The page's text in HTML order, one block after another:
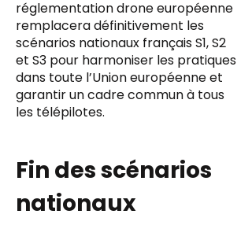
réglementation drone européenne
remplacera définitivement les
scénarios nationaux français S1, S2
et S3 pour harmoniser les pratiques
dans toute l’Union européenne et
garantir un cadre commun à tous
les télépilotes.
Fin des scénarios
nationaux